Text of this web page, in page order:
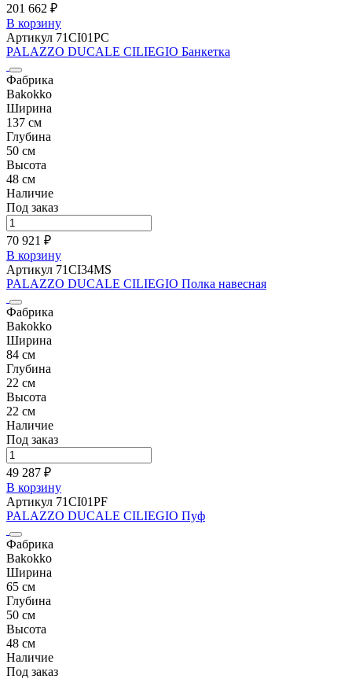
201 662 ₽
В корзину
Артикул 71CI01PC
PALAZZO DUCALE CILIEGIO Банкетка
Фабрика
Bakokko
Ширина
137 см
Глубина
50 см
Высота
48 см
Наличие
Под заказ
70 921 ₽
В корзину
Артикул 71CI34MS
PALAZZO DUCALE CILIEGIO Полка навесная
Фабрика
Bakokko
Ширина
84 см
Глубина
22 см
Высота
22 см
Наличие
Под заказ
49 287 ₽
В корзину
Артикул 71CI01PF
PALAZZO DUCALE CILIEGIO Пуф
Фабрика
Bakokko
Ширина
65 см
Глубина
50 см
Высота
48 см
Наличие
Под заказ